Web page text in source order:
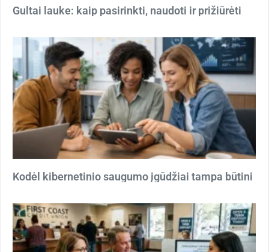
Gultai lauke: kaip pasirinkti, naudoti ir prižiūrėti
Kodėl kibernetinio saugumo įgūdžiai tampa būtini